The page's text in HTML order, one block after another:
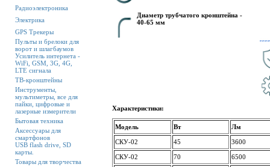
Радиоэлектроника
Электрика
GPS Трекеры
Пульты и брелоки для
ворот и шлагбаумов
Усилитель интернета -
WiFi, GSM, 3G, 4G,
LTE сигнала
ТВ-кронштейны
Инструменты,
мультиметры, все для
пайки, цифровые и
лазерные измерители
Бытовая техника
Аксессуары для
смартфонов
USB flash drive, SD
карты.
Товары для творчества
Диаметр трубчатого кронштейна -
40-65 мм
Характеристики:
Модель Вт Лм
СКУ-02 45 3600
СКУ-02 70 6500